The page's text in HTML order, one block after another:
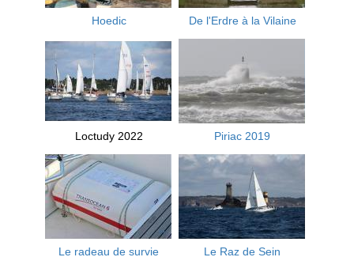
Hoedic De l'Erdre à la Vilaine
Loctudy 2022 Piriac 2019
Le radeau de survie Le Raz de Sein